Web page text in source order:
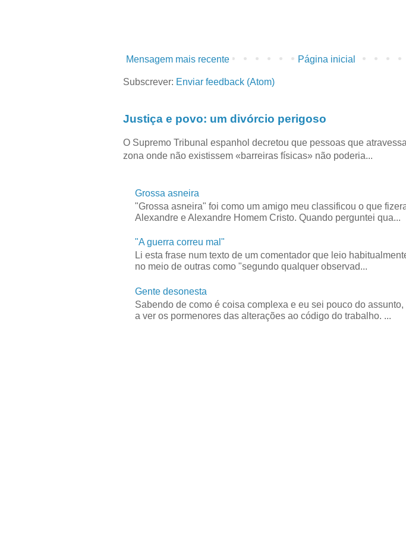
Mensagem mais recente Página inicial
Subscrever: Enviar feedback (Atom)
Justiça e povo: um divórcio perigoso
O Supremo Tribunal espanhol decretou que pessoas que
zona onde não existissem «barreiras físicas» não poderia...
Grossa asneira
"Grossa asneira" foi como um amigo meu classificou o que
Alexandre e Alexandre Homem Cristo. Quando perguntei qua...
"A guerra correu mal"
Li esta frase num texto de um comentador que leio
no meio de outras como "segundo qualquer observad...
Gente desonesta
Sabendo de como é coisa complexa e eu sei pouco do
a ver os pormenores das alterações ao código do trabalho. ...